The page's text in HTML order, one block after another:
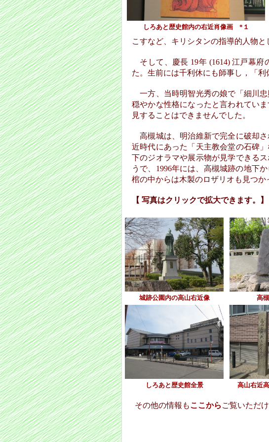
しろあと歴史館内の右近肖像画 *１
こすなど、キリシタンの指導的人物と
そして、慶長 19年 (1614) 江戸幕府
た。生前には千利休にも師事し，「利
一方、当時明智光秀の娘で「細川
穏やかな性格になったと言われてい
見することはできませんでした。
高槻城は、明治維新で完全に破却
近時代にあった「天主教会堂の石碑
下のジオラマや展示物が見学できる
うで、1996年には、高槻城跡の地下
棺の中からは木製のロザリオも見つか
【 写真はクリックで拡大できます。】
城跡公園内の高山右近像 高
しろあと歴史館全景 高山右近
その他の情報もここから ご覧いただ